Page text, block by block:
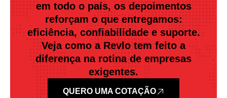
em todo o país, os depoimentos
reforçam o que entregamos:
eficiência, confiabilidade e suporte.
Veja como a Revlo tem feito a
diferença na rotina de empresas
exigentes.
QUERO UMA COTAÇÃO